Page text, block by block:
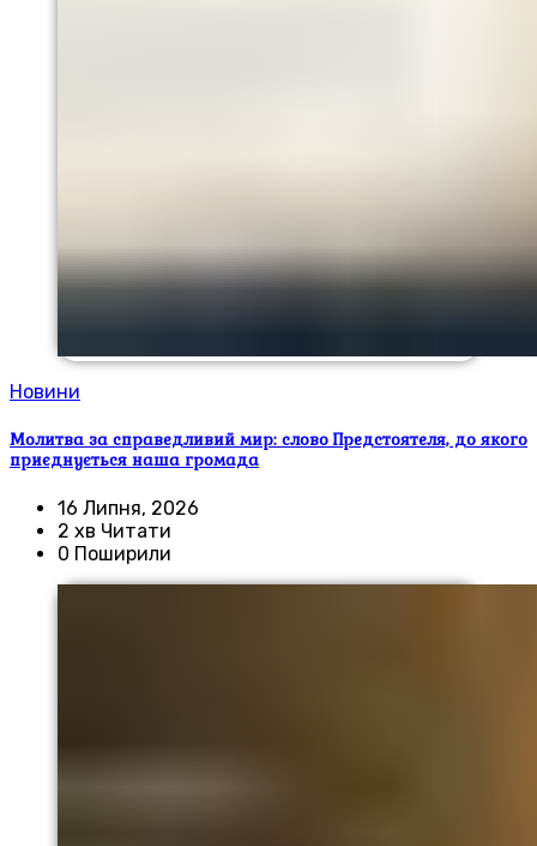
Новини
Молитва за справедливий мир: слово Предстоятеля, до якого
приєднується наша громада
16 Липня, 2026
2 хв Читати
0 Поширили